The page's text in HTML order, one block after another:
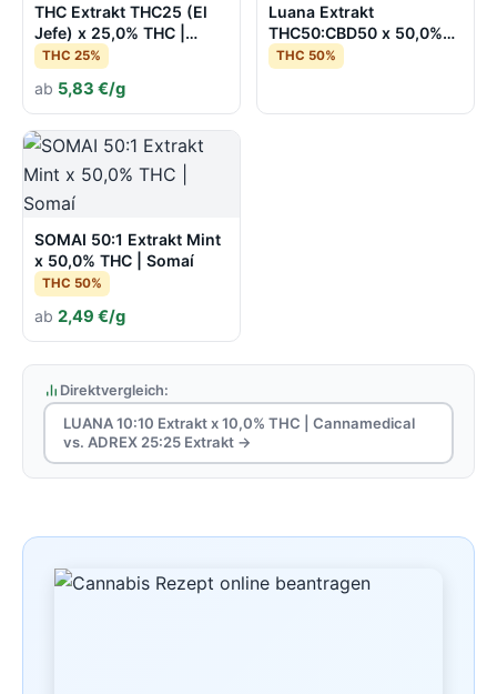
THC Extrakt THC25 (El
Jefe) x 25,0% THC |
Cannamedical
THC 25%
ab 5,83 €/g
Luana Extrakt
THC50:CBD50 x 50,0%
THC | Cannamedical
THC 50%
SOMAI 50:1 Extrakt Mint
x 50,0% THC | Somaí
THC 50%
ab 2,49 €/g
Direktvergleich:
LUANA 10:10 Extrakt x 10,0% THC | Cannamedical
vs. ADREX 25:25 Extrakt →